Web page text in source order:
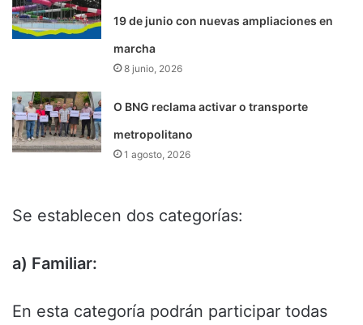
19 de junio con nuevas ampliaciones en
marcha
8 junio, 2026
O BNG reclama activar o transporte
metropolitano
1 agosto, 2026
Se establecen dos categorías:
a) Familiar:
En esta categoría podrán participar todas